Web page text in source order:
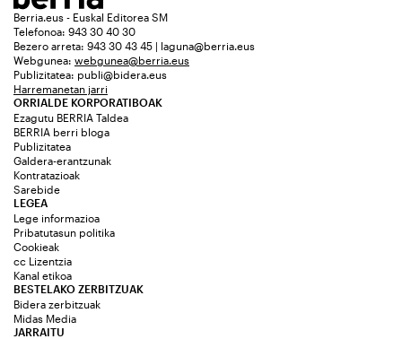
Berria.eus - Euskal Editorea SM
Telefonoa: 943 30 40 30
Bezero arreta: 943 30 43 45 | laguna@berria.eus
Webgunea: webgunea@berria.eus
Publizitatea: publi@bidera.eus
Harremanetan jarri
ORRIALDE KORPORATIBOAK
Ezagutu BERRIA Taldea
BERRIA berri bloga
Publizitatea
Galdera-erantzunak
Kontratazioak
Sarebide
JARRAITU
LEGEA
Lege informazioa
Pribatutasun politika
Cookieak
cc Lizentzia
Kanal etikoa
BESTELAKO ZERBITZUAK
Bidera zerbitzuak
Midas Media